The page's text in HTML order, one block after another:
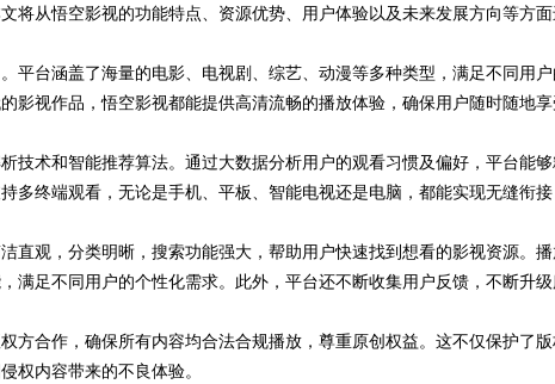
将从悟空影视的功能特点、资源优势、用户体验以及未来发展方向等方
平台涵盖了海量的电影、电视剧、综艺、动漫等多种类型，满足不同用
影视作品，悟空影视都能提供高清流畅的播放体验，确保用户随时随地
技术和智能推荐算法。通过大数据分析用户的观看习惯及偏好，平台能
多终端观看，无论是手机、平板、智能电视还是电脑，都能实现无缝衔
直观，分类明晰，搜索功能强大，帮助用户快速找到想看的影视资源。
满足不同用户的个性化需求。此外，平台还不断收集用户反馈，不断升级
方合作，确保所有内容均合法合规播放，尊重原创权益。这不仅保护了
权内容带来的不良体验。